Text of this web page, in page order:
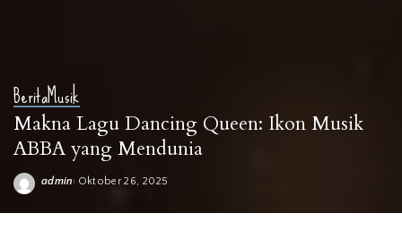
BeritaMusik
Makna Lagu Dancing Queen: Ikon Musik
ABBA yang Mendunia
Posted
admin Oktober 26, 2025